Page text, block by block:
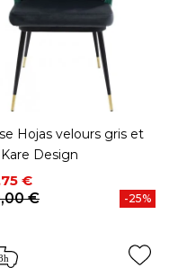
Hojas velours gris et
Design
€
base
€
-25%